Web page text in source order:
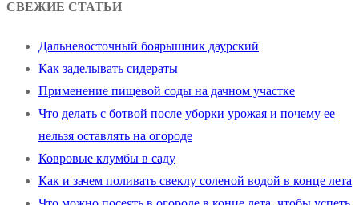
СВЕЖИЕ СТАТЬИ
Дальневосточный боярышник даурский
Как заделывать сидераты
Применение пищевой соды на дачном участке
Что делать с ботвой после уборки урожая и почему ее
нельзя оставлять на огороде
Ковровые клумбы в саду
Как и зачем поливать свеклу соленой водой в конце лета